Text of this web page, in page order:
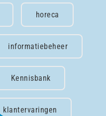
horeca
informatiebeheer
Kennisbank
klantervaringen